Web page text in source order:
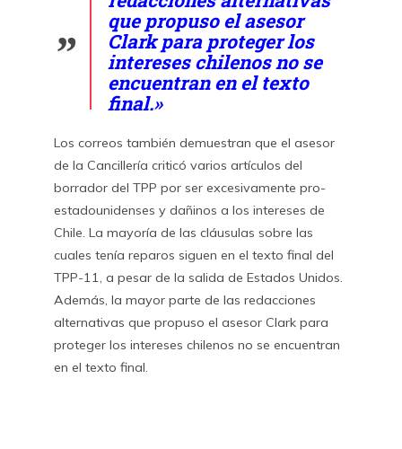
que propuso el asesor
Clark para proteger los
intereses chilenos no se
encuentran en el texto
final.»
Los correos también demuestran que el asesor
de la Cancillería criticó varios artículos del
borrador del TPP por ser excesivamente pro-
estadounidenses y dañinos a los intereses de
Chile. La mayoría de las cláusulas sobre las
cuales tenía reparos siguen en el texto final del
TPP-11, a pesar de la salida de Estados Unidos.
Además, la mayor parte de las redacciones
alternativas que propuso el asesor Clark para
proteger los intereses chilenos no se encuentran
en el texto final.